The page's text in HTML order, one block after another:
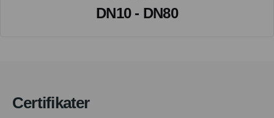
DN10 - DN80
Certifikater